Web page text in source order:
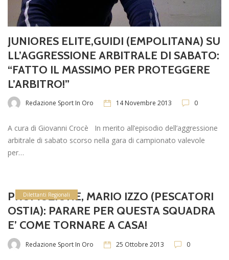
JUNIORES ELITE,GUIDI (EMPOLITANA) SU
LL’AGGRESSIONE ARBITRALE DI SABATO:
“FATTO IL MASSIMO PER PROTEGGERE
L’ARBITRO!”
Redazione Sport In Oro 14 Novembre 2013 0
A cura di Giovanni Crocè In merito all’episodio dell’aggressione
arbitrale di sabato scorso nella gara di campionato valevole
per…
Dilettanti Regionali
PROMOZIONE, MARIO IZZO (PESCATORI
OSTIA): PARARE PER QUESTA SQUADRA
E’ COME TORNARE A CASA!
Redazione Sport In Oro 25 Ottobre 2013 0